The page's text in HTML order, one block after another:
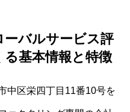
バルサービス評
基本情報と特徴
中区栄四丁目11番10号を